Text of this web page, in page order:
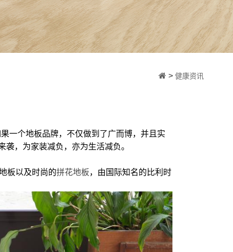
> 健康资讯
一个地板品牌，不仅做到了广而博，并且实
袭，为家装减负，亦为生活减负。
板以及时尚的拼花地板，由国际知名的比利时